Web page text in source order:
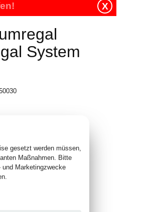
X
System
gesetzt werden müssen,
Maßnahmen. Bitte
Marketingzwecke